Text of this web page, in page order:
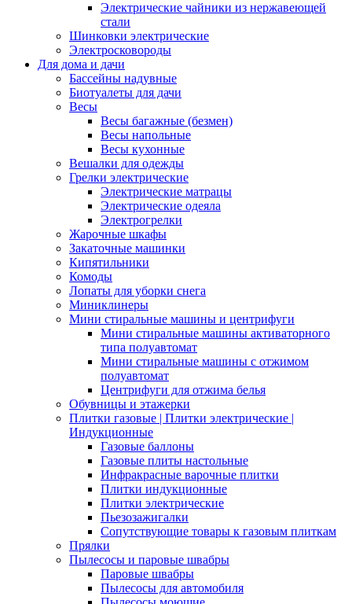
Электрические чайники из нержавеющей
стали
Шинковки электрические
Электросковороды
Для дома и дачи
Бассейны надувные
Биотуалеты для дачи
Весы
Весы багажные (безмен)
Весы напольные
Весы кухонные
Вешалки для одежды
Грелки электрические
Электрические матрацы
Электрические одеяла
Электрогрелки
Жарочные шкафы
Закаточные машинки
Кипятильники
Комоды
Лопаты для уборки снега
Миниклинеры
Мини стиральные машины и центрифуги
Мини стиральные машины активаторного
типа полуавтомат
Мини стиральные машины с отжимом
полуавтомат
Центрифуги для отжима белья
Обувницы и этажерки
Плитки газовые | Плитки электрические |
Индукционные
Газовые баллоны
Газовые плиты настольные
Инфракрасные варочные плитки
Плитки индукционные
Плитки электрические
Пьезозажигалки
Сопутствующие товары к газовым плиткам
Прялки
Пылесосы и паровые швабры
Паровые швабры
Пылесосы для автомобиля